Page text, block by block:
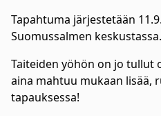
Tapahtuma järjestetään
Suomussalmen keskustassa.
Taiteiden yöhön on jo tullut
aina mahtuu mukaan lisää,
tapauksessa!